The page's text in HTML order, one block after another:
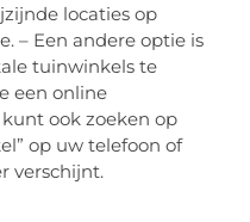
locaties op
– Een andere optie is
tuinwinkels te
een online
ook zoeken op
op uw telefoon of
verschijnt.